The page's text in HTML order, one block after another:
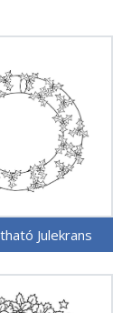
Julekrans